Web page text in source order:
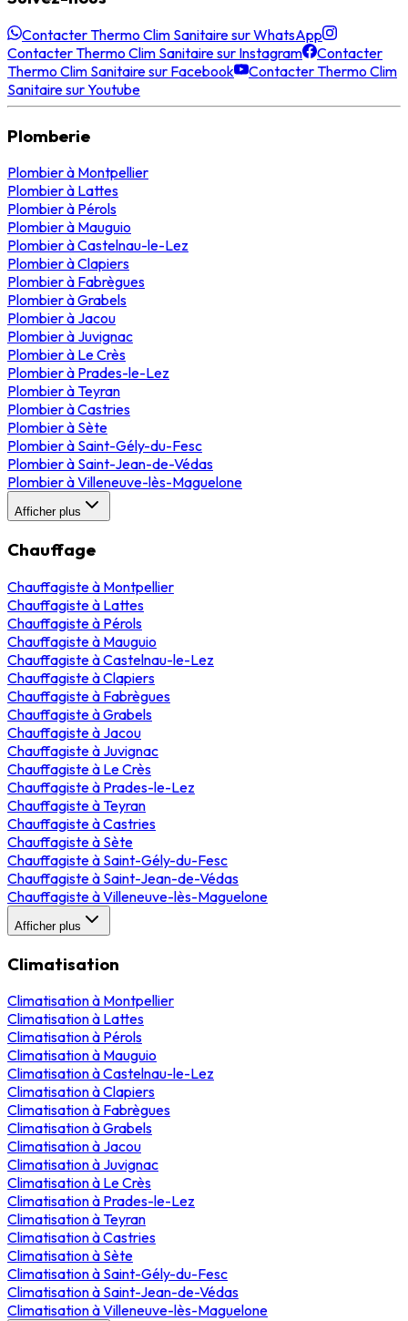
Contacter Thermo Clim Sanitaire sur WhatsApp
Contacter Thermo Clim Sanitaire sur Instagram
Contacter
Thermo Clim Sanitaire sur Facebook
Contacter Thermo Clim
Sanitaire sur Youtube
Plomberie
Plombierà Montpellier
Plombierà Lattes
Plombierà Pérols
Plombierà Mauguio
PlombieràCastelnau-le-Lez
PlombieràClapiers
Plombierà Fabrègues
PlombieràGrabels
Plombierà Jacou
Plombierà Juvignac
Plombierà Le Crès
Plombierà Prades-le-Lez
PlombieràTeyran
PlombieràCastries
Plombierà Sète
Plombierà Saint-Gély-du-Fesc
Plombierà Saint-Jean-de-Védas
PlombieràVilleneuve-lès-Maguelone
Afficher plus
Chauffage
Chauffagisteà Montpellier
Chauffagisteà Lattes
Chauffagisteà Pérols
Chauffagisteà Mauguio
ChauffagisteàCastelnau-le-Lez
ChauffagisteàClapiers
Chauffagisteà Fabrègues
ChauffagisteàGrabels
Chauffagisteà Jacou
Chauffagisteà Juvignac
Chauffagisteà Le Crès
Chauffagisteà Prades-le-Lez
ChauffagisteàTeyran
ChauffagisteàCastries
Chauffagisteà Sète
Chauffagisteà Saint-Gély-du-Fesc
Chauffagisteà Saint-Jean-de-Védas
ChauffagisteàVilleneuve-lès-Maguelone
Afficher plus
Climatisation
Climatisationà Montpellier
Climatisationà Lattes
Climatisationà Pérols
Climatisationà Mauguio
ClimatisationàCastelnau-le-Lez
ClimatisationàClapiers
Climatisationà Fabrègues
ClimatisationàGrabels
Climatisationà Jacou
Climatisationà Juvignac
Climatisationà Le Crès
Climatisationà Prades-le-Lez
ClimatisationàTeyran
ClimatisationàCastries
Climatisationà Sète
Climatisationà Saint-Gély-du-Fesc
Climatisationà Saint-Jean-de-Védas
ClimatisationàVilleneuve-lès-Maguelone